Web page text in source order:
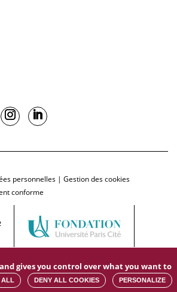
personnelles | Gestion des cookies
conforme
gives you control over what you want to
ALL DENY ALL COOKIES PERSONALIZE